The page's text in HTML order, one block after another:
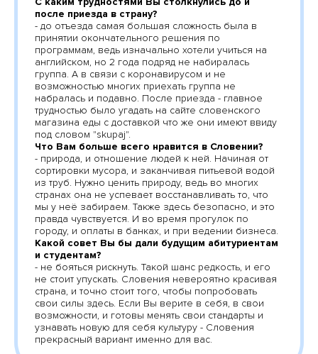
после приезда в страну?
- до отъезда самая большая сложность была в
принятии окончательного решения по
программам, ведь изначально хотели учиться на
английском, но 2 года подряд не набиралась
группа. А в связи с коронавирусом и не
возможностью многих приехать группа не
набралась и подавно. После приезда - главное
трудностью было угадать на сайте словенского
магазина еды с доставкой что же они имеют ввиду
под словом "skupaj".
Что Вам больше всего нравится в Словении?
- природа, и отношение людей к ней. Начиная от
сортировки мусора, и заканчивая питьевой водой
из труб. Нужно ценить природу, ведь во многих
странах она не успевает восстанавливать то, что
мы у неё забираем. Также здесь безопасно, и это
правда чувствуется. И во время прогулок по
городу, и оплаты в банках, и при ведении бизнеса.
Какой совет Вы бы дали будущим абитуриентам
и студентам?
- не бояться рискнуть. Такой шанс редкость, и его
не стоит упускать. Словения невероятно красивая
страна, и точно стоит того, чтобы попробовать
свои силы здесь. Если Вы верите в себя, в свои
возможности, и готовы менять свои стандарты и
узнавать новую для себя культуру - Словения
прекрасный вариант именно для вас.